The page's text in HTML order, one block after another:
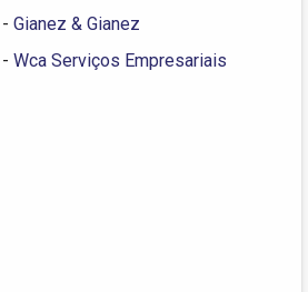
- Gianez & Gianez
- Wca Serviços Empresariais